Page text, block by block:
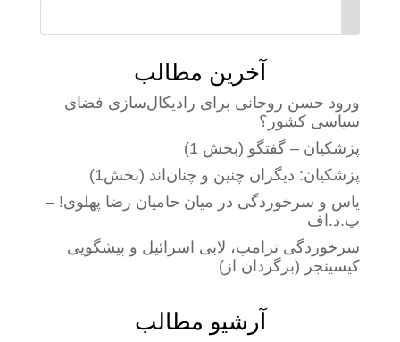
آخرین مطالب
ورود حسن روحانی برای رادیکال‌سازی فضای
سیاسی کشور؟
پزشکیان – گفتگو (بخش 1)
پزشکیان: دیگران چنین و چنان‌اند (بخش1)
یاس و سرخوردگی در میان حامیان رضا پهلوی! –
پ.د.اف
سرخوردگی ترامپ، لابی اسرائیل و پیشگویی
کیسینجر (برگردان از)
آرشیو مطالب